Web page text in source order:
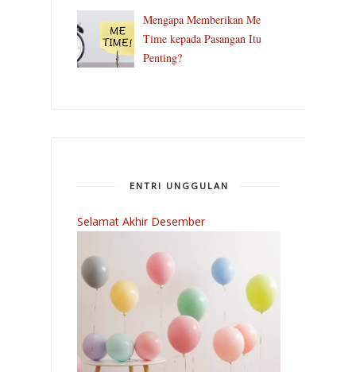
Mengapa Memberikan Me
Time kepada Pasangan Itu
Penting?
ENTRI UNGGULAN
Selamat Akhir Desember